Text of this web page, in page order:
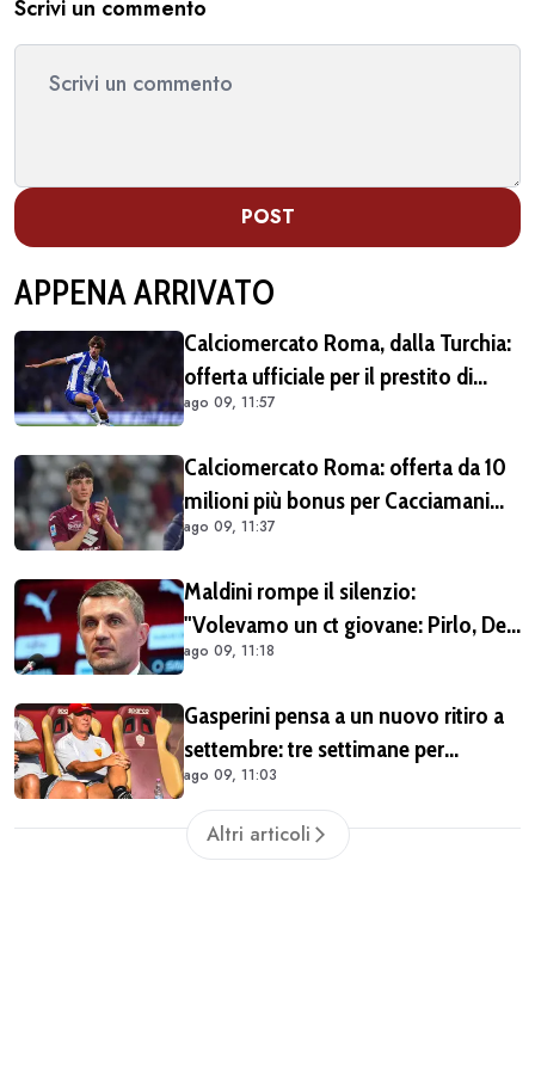
Scrivi un commento
POST
APPENA ARRIVATO
Calciomercato Roma, dalla Turchia:
offerta ufficiale per il prestito di
Rodrigo Mora del Porto, il
ago 09, 11:57
Calciomercato Roma: offerta da 10
milioni più bonus per Cacciamani
ma c'è distanza, interesse anche
Benevento
ago 09, 11:37
Maldini rompe il silenzio:
"Volevamo un ct giovane: Pirlo, De
Rossi o Grosso. Poi Malagò mi ha
decido io il Ct»"
ago 09, 11:18
Gasperini pensa a un nuovo ritiro a
settembre: tre settimane per
lavorare durante la sosta
ago 09, 11:03
Altri articoli